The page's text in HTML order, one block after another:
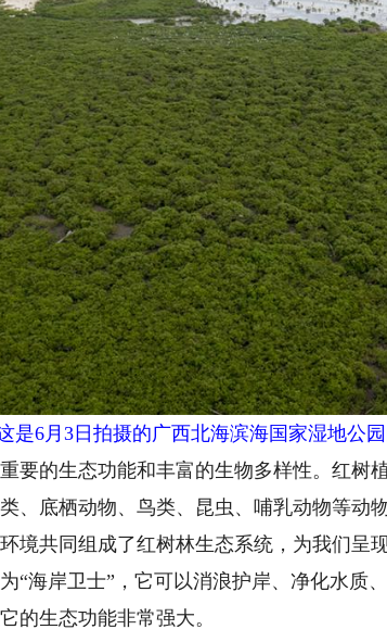
6月3日拍摄的广西北海滨海国家湿地公园
的生态功能和丰富的生物多样性。红树
、底栖动物、鸟类、昆虫、哺乳动物等动
境共同组成了红树林生态系统，为我们呈
岸卫士”，它可以消浪护岸、净化水质、
的生态功能非常强大。